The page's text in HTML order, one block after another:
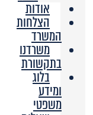
אודות
הצלחות
המשרד
משרדנו
בתקשורת
בלוג
ומידע
משפטי